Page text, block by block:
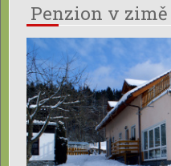
Penzion v zimě